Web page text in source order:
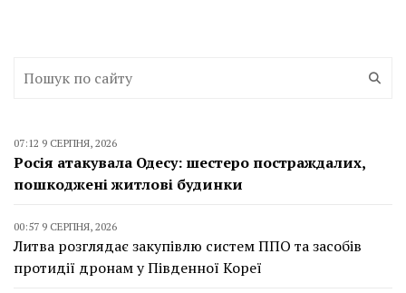
07:12 9 СЕРПНЯ, 2026
Росія атакувала Одесу: шестеро постраждалих,
пошкоджені житлові будинки
00:57 9 СЕРПНЯ, 2026
Литва розглядає закупівлю систем ППО та засобів
протидії дронам у Південної Кореї